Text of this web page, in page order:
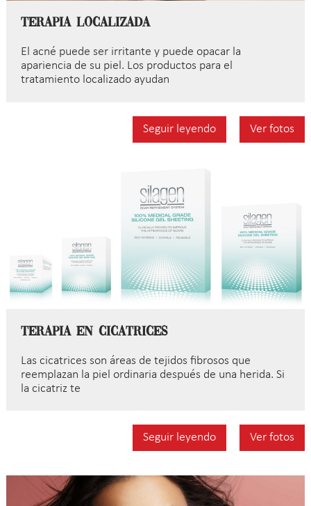
Terapia Localizada
El acné puede ser irritante y puede opacar la
apariencia de su piel. Los productos para el
tratamiento localizado ayudan
Seguir leyendo Ver fotos
Terapia en cicatrices
Las cicatrices son áreas de tejidos fibrosos que
reemplazan la piel ordinaria después de una herida. Si
la cicatriz te
Seguir leyendo Ver fotos